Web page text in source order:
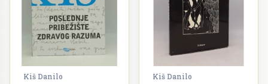
Kiš Danilo Kiš Danilo